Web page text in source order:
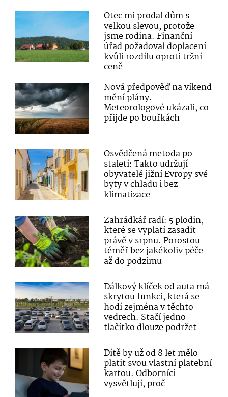
Otec mi prodal dům s
velkou slevou, protože
jsme rodina. Finanční
úřad požadoval doplacení
kvůli rozdílu oproti tržní
ceně
Nová předpověď na víkend
mění plány.
Meteorologové ukázali, co
přijde po bouřkách
Osvědčená metoda po
staletí: Takto udržují
obyvatelé jižní Evropy své
byty v chladu i bez
klimatizace
Zahrádkář radí: 5 plodin,
které se vyplatí zasadit
právě v srpnu. Porostou
téměř bez jakékoliv péče
až do podzimu
Dálkový klíček od auta má
skrytou funkci, která se
hodí zejména v těchto
vedrech. Stačí jedno
tlačítko dlouze podržet
Dítě by už od 8 let mělo
platit svou vlastní platební
kartou. Odborníci
vysvětlují, proč